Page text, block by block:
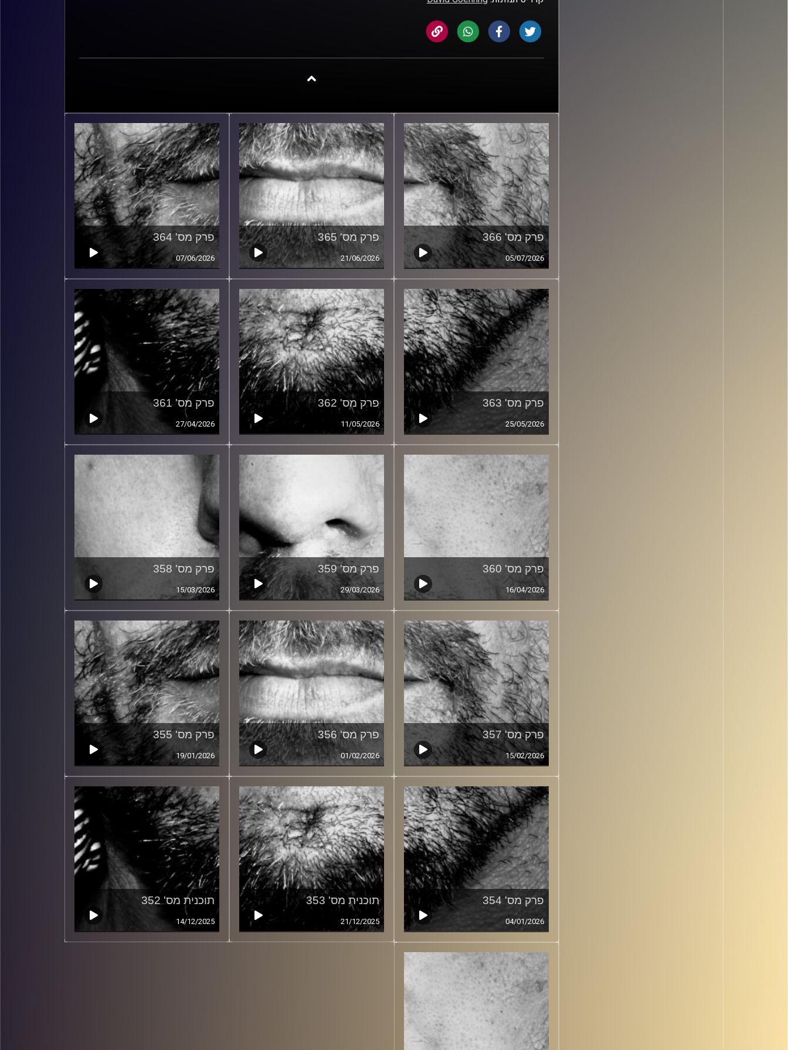
פרק מס' 366
05/07/2026
פרק מס' 365
21/06/2026
פרק מס' 364
07/06/2026
פרק מס' 363
25/05/2026
פרק מס' 362
11/05/2026
פרק מס' 361
27/04/2026
פרק מס' 360
16/04/2026
פרק מס' 359
29/03/2026
פרק מס' 358
15/03/2026
פרק מס' 357
15/02/2026
פרק מס' 356
01/02/2026
פרק מס' 355
19/01/2026
פרק מס' 354
04/01/2026
תוכנית מס' 353
21/12/2025
תוכנית מס' 352
14/12/2025